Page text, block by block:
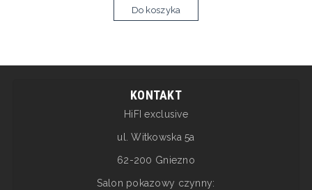
Do koszyka
KONTAKT
HiFI exclusive
ul. Witkowska 5a
62-200 Gniezno
Salon pokazowy czynny: